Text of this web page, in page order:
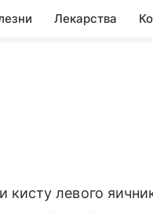
Лекарства
левого